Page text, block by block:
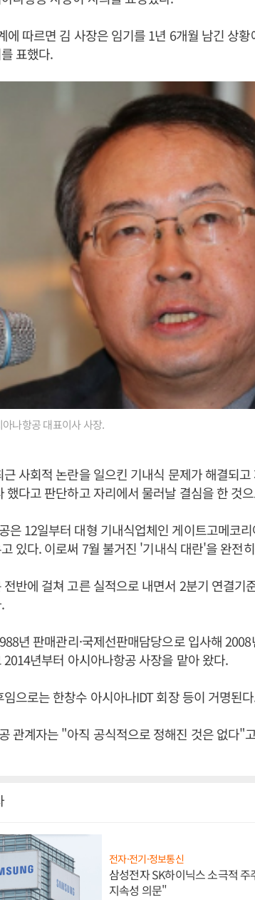
에 따르면 김 사장은 임기를 1년 6개월 남긴 상
표했다.
아나항공 대표이사 사장.
근 사회적 논란을 일으킨 기내식 문제가 해결되
했다고 판단하고 자리에서 물러날 결심을 한 것
은 12일부터 대형 기내식업체인 게이트고메코
있다. 이로써 7월 불거진 '기내식 대란'을 완전
전반에 걸쳐 고른 실적으로 내면서 2분기 연결기
년 판매관리·국제선판매담당으로 입사해
2014년부터 아시아나항공 사장을 맡아 왔다.
으로는 한창수 아시아나IDT 회장 등이 거명된
관계자는 "아직 공식적으로 정해진 것은 없다"
전자·전기·정보통신
삼성전자 SK하이닉스 소극적
지속성 의문"